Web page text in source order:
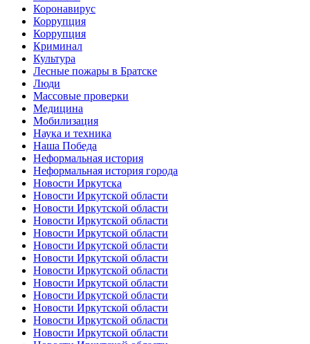
Коронавирус
Коррупция
Коррупция
Криминал
Культура
Лесные пожары в Братске
Люди
Массовые проверки
Медицина
Мобилизация
Наука и техника
Наша Победа
Неформальная история
Неформальная история города
Новости Иркутска
Новости Иркутской области
Новости Иркутской области
Новости Иркутской области
Новости Иркутской области
Новости Иркутской области
Новости Иркутской области
Новости Иркутской области
Новости Иркутской области
Новости Иркутской области
Новости Иркутской области
Новости Иркутской области
Новости Иркутской области